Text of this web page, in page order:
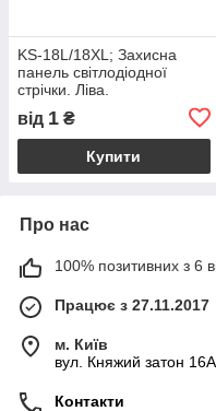
KS-18L/18XL; Захисна
панель світлодіодної
стрічки. Ліва.
від 1 ₴
Купити
Про нас
100% позитивних з 6
Працює з 27.11.2017
м. Київ
вул. Княжий затон
Контакти